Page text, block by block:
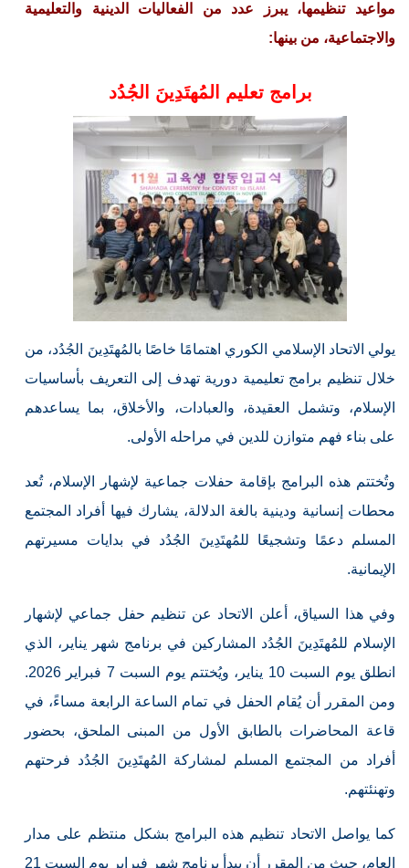
مواعيد تنظيمها، يبرز عدد من الفعاليات الدينية والتعليمية
والاجتماعية، من بينها:
برامج تعليم المُهتَدِينَ الجُدُد
يولي الاتحاد الإسلامي الكوري اهتمامًا خاصًا بالمُهتَدِينَ الجُدُد، من
خلال تنظيم برامج تعليمية دورية تهدف إلى التعريف بأساسيات
الإسلام، وتشمل العقيدة، والعبادات، والأخلاق، بما يساعدهم
على بناء فهم متوازن للدين في مراحله الأولى.
وتُختتم هذه البرامج بإقامة حفلات جماعية لإشهار الإسلام، تُعد
محطات إنسانية ودينية بالغة الدلالة، يشارك فيها أفراد المجتمع
المسلم دعمًا وتشجيعًا للمُهتَدِينَ الجُدُد في بدايات مسيرتهم
الإيمانية.
وفي هذا السياق، أعلن الاتحاد عن تنظيم حفل جماعي لإشهار
الإسلام للمُهتَدِينَ الجُدُد المشاركين في برنامج شهر يناير، الذي
انطلق يوم السبت 10 يناير، ويُختتم يوم السبت 7 فبراير 2026.
ومن المقرر أن يُقام الحفل في تمام الساعة الرابعة مساءً، في
قاعة المحاضرات بالطابق الأول من المبنى الملحق، بحضور
أفراد من المجتمع المسلم لمشاركة المُهتَدِينَ الجُدُد فرحتهم
وتهنئتهم.
كما يواصل الاتحاد تنظيم هذه البرامج بشكل منتظم على مدار
العام، حيث من المقرر أن يبدأ برنامج شهر فبراير يوم السبت 21